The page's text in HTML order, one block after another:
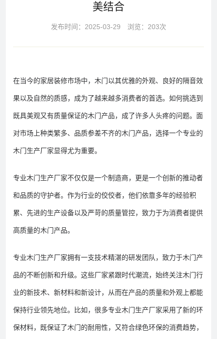
美结合
发布时间： 2025-03-29 浏览：203次
在当今的家居装修市场中，木门以其优雅的外观、良好的隔音效
果以及自然的质感，成为了越来越多消费者的首选。如何挑选到
既具美观又有质量保证的木门产品，成了许多人头疼的问题。面
对市场上种类繁多、品质参差不齐的木门产品，选择一个专业的
木门生产厂家显得尤为重要。
专业木门生产厂家不仅仅是一个制造商，更是一个创新的推动者
和品质的守护者。作为行业的佼佼者，他们依靠多年的经验积
累、先进的生产设备以及严苛的质量管控，致力于为消费者提供
高质量的木门产品。
专业木门生产厂家拥有一支技术精湛的研发团队，致力于木门产
品的不断创新和升级。这些厂家紧跟时代潮流，始终关注木门行
业的新技术、新材料和新设计，从而在产品的质量和外观上都能
保持行业领先地位。比如，很多专业木门生产厂家采用了新的环
保材料，既保证了木门的耐用性，又符合绿色环保的消费趋势，